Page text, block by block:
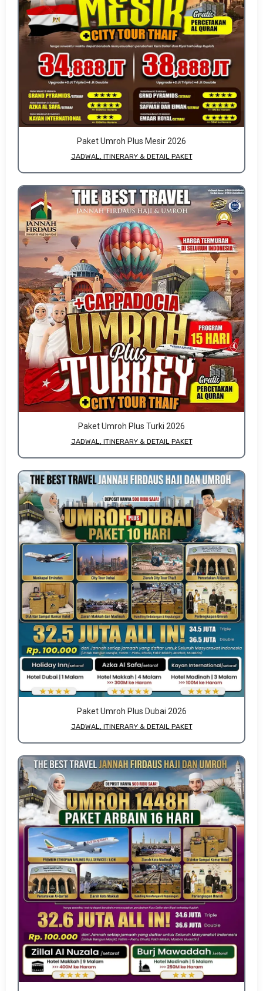
Paket Umroh Plus Mesir 2026
JADWAL, ITINERARY & DETAIL PAKET
Paket Umroh Plus Turki 2026
JADWAL, ITINERARY & DETAIL PAKET
Paket Umroh Plus Dubai 2026
JADWAL, ITINERARY & DETAIL PAKET